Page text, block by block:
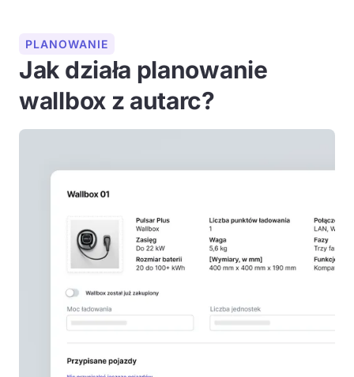
PLANOWANIE
Jak działa planowanie
wallbox z autarc?